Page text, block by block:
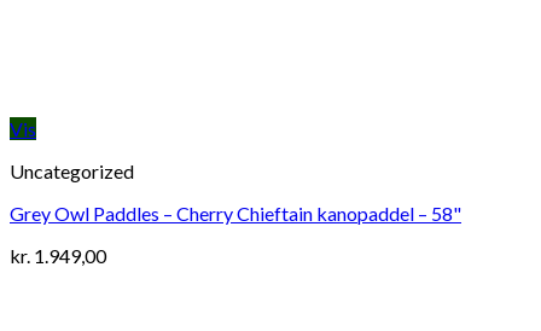
Vis
Uncategorized
Grey Owl Paddles – Cherry Chieftain kanopaddel – 58"
kr. 1.949,00